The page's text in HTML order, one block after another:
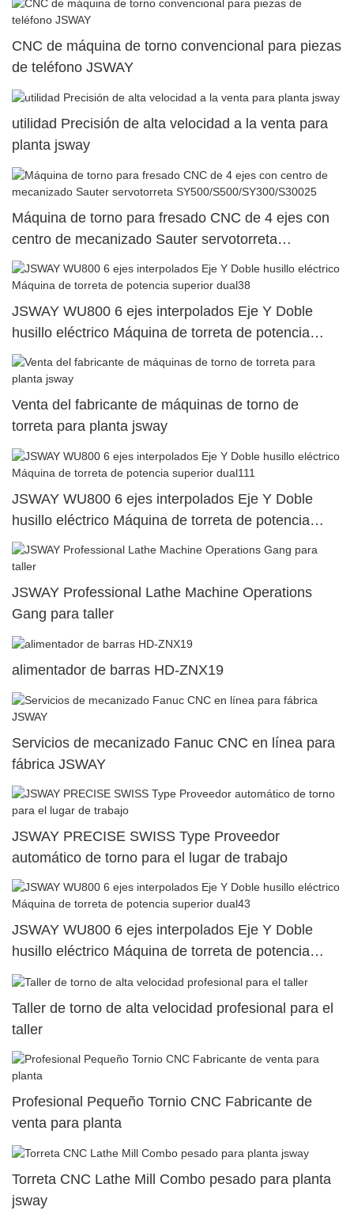
CNC de máquina de torno convencional para piezas
de teléfono JSWAY
utilidad Precisión de alta velocidad a la venta para
planta jsway
Máquina de torno para fresado CNC de 4 ejes con
centro de mecanizado Sauter servotorreta
SY500/S500/SY300/S30025
JSWAY WU800 6 ejes interpolados Eje Y Doble
husillo eléctrico Máquina de torreta de potencia
superior dual38
Venta del fabricante de máquinas de torno de
torreta para planta jsway
JSWAY WU800 6 ejes interpolados Eje Y Doble
husillo eléctrico Máquina de torreta de potencia
superior dual111
JSWAY Professional Lathe Machine Operations
Gang para taller
alimentador de barras HD-ZNX19
Servicios de mecanizado Fanuc CNC en línea para
fábrica JSWAY
JSWAY PRECISE SWISS Type Proveedor
automático de torno para el lugar de trabajo
JSWAY WU800 6 ejes interpolados Eje Y Doble
husillo eléctrico Máquina de torreta de potencia
superior dual43
Taller de torno de alta velocidad profesional para el
taller
Profesional Pequeño Tornio CNC Fabricante de
venta para planta
Torreta CNC Lathe Mill Combo pesado para planta
jsway